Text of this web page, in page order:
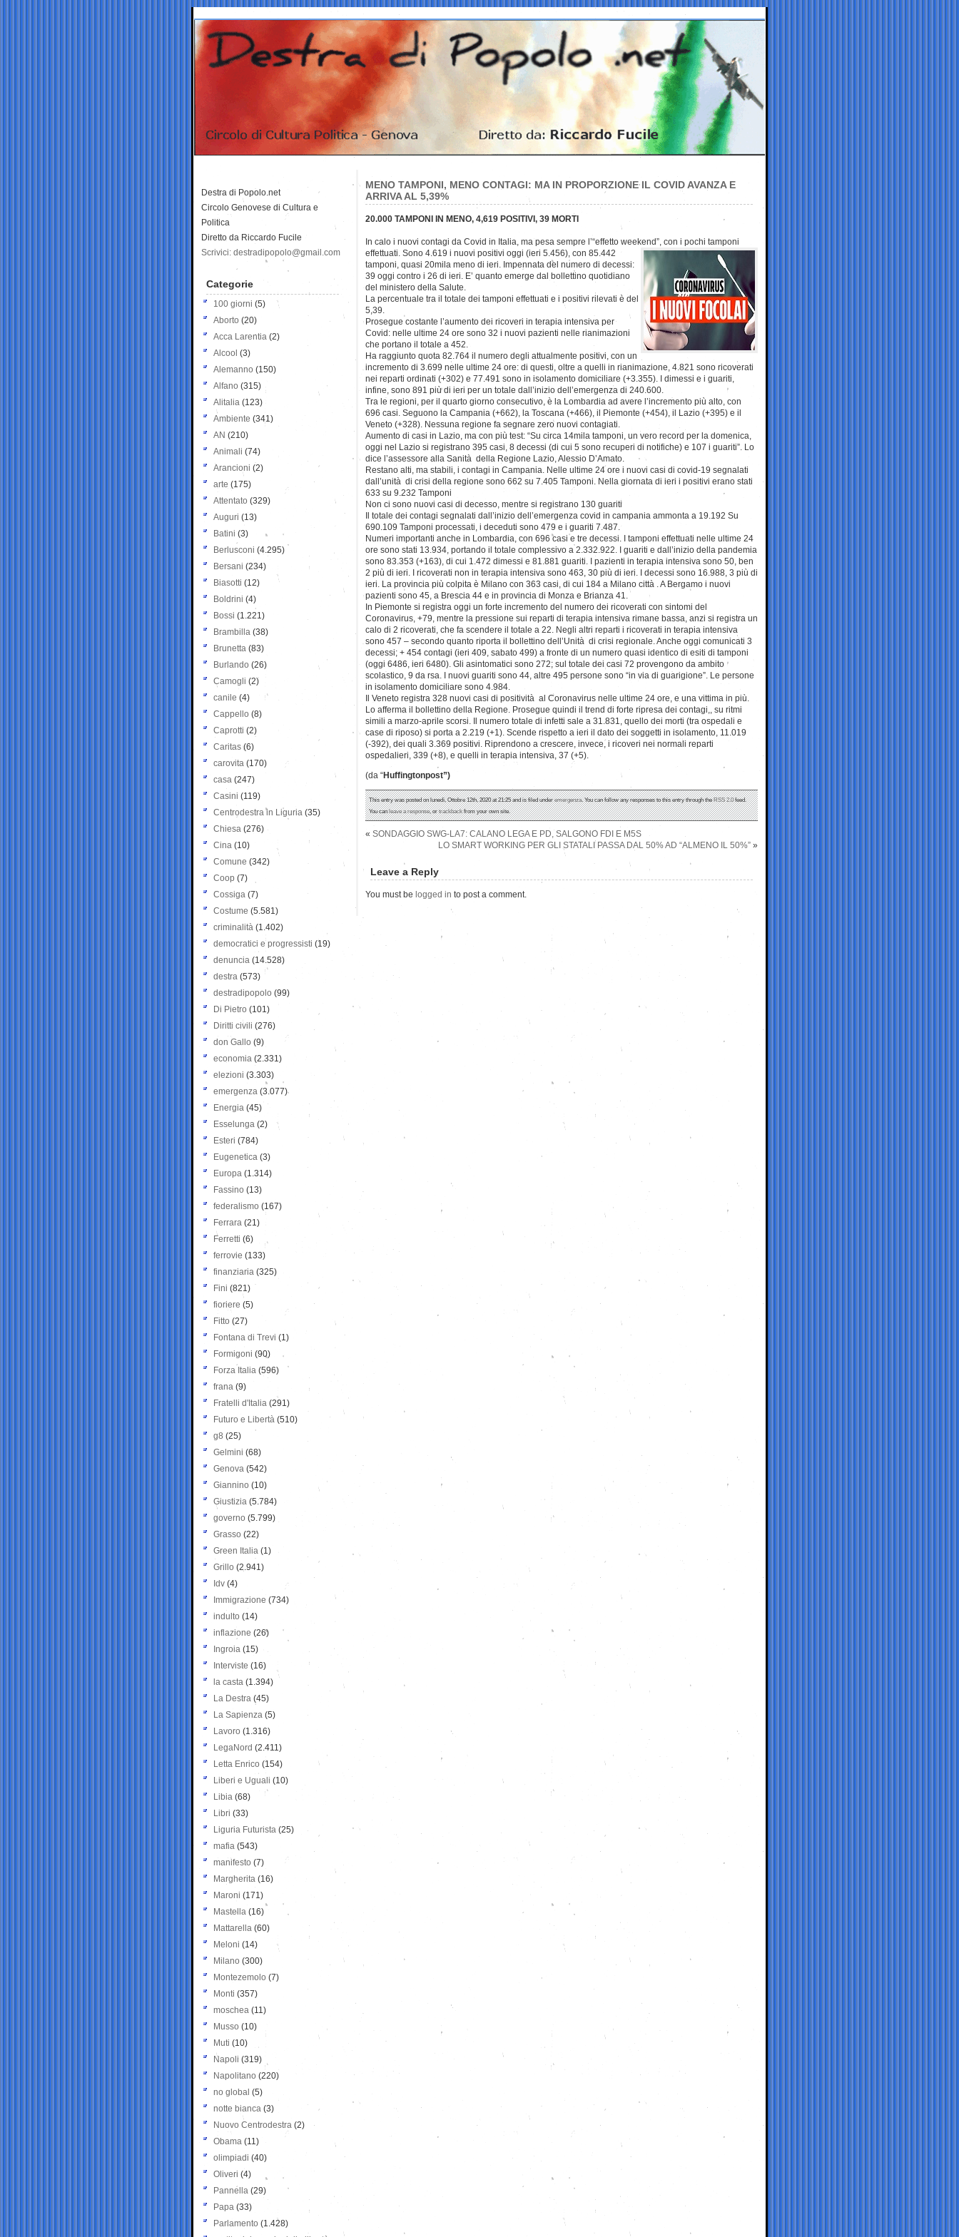
MENO TAMPONI, MENO CONTAGI: MA IN PROPORZIONE IL COVID AVANZA E
ARRIVA AL 5,39%
20.000 TAMPONI IN MENO, 4,619 POSITIVI, 39 MORTI
In calo i nuovi contagi da Covid in Italia, ma pesa sempre l’“effetto weekend”, con i pochi tamponi
effettuati. Sono 4.619 i nuovi positivi oggi (ieri 5.456), con 85.442
tamponi, quasi 20mila meno di ieri. Impennata del numero di decessi:
39 oggi contro i 26 di ieri. E’ quanto emerge dal bollettino quotidiano
del ministero della Salute.
La percentuale tra il totale dei tamponi effettuati e i positivi rilevati è del
5,39.
Prosegue costante l’aumento dei ricoveri in terapia intensiva per
Covid: nelle ultime 24 ore sono 32 i nuovi pazienti nelle rianimazioni
che portano il totale a 452.
Ha raggiunto quota 82.764 il numero degli attualmente positivi, con un
incremento di 3.699 nelle ultime 24 ore: di questi, oltre a quelli in rianimazione, 4.821 sono ricoverati
nei reparti ordinati (+302) e 77.491 sono in isolamento domiciliare (+3.355). I dimessi e i guariti,
infine, sono 891 più di ieri per un totale dall’inizio dell’emergenza di 240.600.
Tra le regioni, per il quarto giorno consecutivo, è la Lombardia ad avere l’incremento più alto, con
696 casi. Seguono la Campania (+662), la Toscana (+466), il Piemonte (+454), il Lazio (+395) e il
Veneto (+328). Nessuna regione fa segnare zero nuovi contagiati.
Aumento di casi in Lazio, ma con più test: “Su circa 14mila tamponi, un vero record per la domenica,
oggi nel Lazio si registrano 395 casi, 8 decessi (di cui 5 sono recuperi di notifiche) e 107 i guariti”. Lo
dice l’assessore alla Sanità della Regione Lazio, Alessio D’Amato.
Restano alti, ma stabili, i contagi in Campania. Nelle ultime 24 ore i nuovi casi di covid-19 segnalati
dall’unità di crisi della regione sono 662 su 7.405 Tamponi. Nella giornata di ieri i positivi erano stati
633 su 9.232 Tamponi
Non ci sono nuovi casi di decesso, mentre si registrano 130 guariti
Il totale dei contagi segnalati dall’inizio dell’emergenza covid in campania ammonta a 19.192 Su
690.109 Tamponi processati, i deceduti sono 479 e i guariti 7.487.
Numeri importanti anche in Lombardia, con 696 casi e tre decessi. I tamponi effettuati nelle ultime 24
ore sono stati 13.934, portando il totale complessivo a 2.332.922. I guariti e dall’inizio della pandemia
sono 83.353 (+163), di cui 1.472 dimessi e 81.881 guariti. I pazienti in terapia intensiva sono 50, ben
2 più di ieri. I ricoverati non in terapia intensiva sono 463, 30 più di ieri. I decessi sono 16.988, 3 più di
ieri. La provincia più colpita è Milano con 363 casi, di cui 184 a Milano città . A Bergamo i nuovi
pazienti sono 45, a Brescia 44 e in provincia di Monza e Brianza 41.
In Piemonte si registra oggi un forte incremento del numero dei ricoverati con sintomi del
Coronavirus, +79, mentre la pressione sui reparti di terapia intensiva rimane bassa, anzi si registra un
calo di 2 ricoverati, che fa scendere il totale a 22. Negli altri reparti i ricoverati in terapia intensiva
sono 457 – secondo quanto riporta il bollettino dell’Unità di crisi regionale. Anche oggi comunicati 3
decessi; + 454 contagi (ieri 409, sabato 499) a fronte di un numero quasi identico di esiti di tamponi
(oggi 6486, ieri 6480). Gli asintomatici sono 272; sul totale dei casi 72 provengono da ambito
scolastico, 9 da rsa. I nuovi guariti sono 44, altre 495 persone sono “in via di guarigione”. Le persone
in isolamento domiciliare sono 4.984.
Il Veneto registra 328 nuovi casi di positività al Coronavirus nelle ultime 24 ore, e una vittima in più.
Lo afferma il bollettino della Regione. Prosegue quindi il trend di forte ripresa dei contagi,, su ritmi
simili a marzo-aprile scorsi. Il numero totale di infetti sale a 31.831, quello dei morti (tra ospedali e
case di riposo) si porta a 2.219 (+1). Scende rispetto a ieri il dato dei soggetti in isolamento, 11.019
(-392), dei quali 3.369 positivi. Riprendono a crescere, invece, i ricoveri nei normali reparti
ospedalieri, 339 (+8), e quelli in terapia intensiva, 37 (+5).
(da “Huffingtonpost”)
This entry was posted on lunedì, Ottobre 12th, 2020 at 21:25 and is filed underemergenza. You can follow any responses to this entry through theRSS 2.0feed.
You canleave a response, ortrackbackfrom your own site.
« SONDAGGIO SWG-LA7: CALANO LEGA E PD, SALGONO FDI E M5S
LO SMART WORKING PER GLI STATALI PASSA DAL 50% AD “ALMENO IL 50%” »
Leave a Reply
You must be logged in to post a comment.
Destra di Popolo.net
Circolo Genovese di Cultura e
Politica
Diretto da Riccardo Fucile
Scrivici: destradipopolo@gmail.com
Categorie
100 giorni (5)
Aborto (20)
Acca Larentia (2)
Alcool (3)
Alemanno (150)
Alfano (315)
Alitalia (123)
Ambiente (341)
AN (210)
Animali (74)
Arancioni (2)
arte (175)
Attentato (329)
Auguri (13)
Batini (3)
Berlusconi (4.295)
Bersani (234)
Biasotti (12)
Boldrini (4)
Bossi (1.221)
Brambilla (38)
Brunetta (83)
Burlando (26)
Camogli (2)
canile (4)
Cappello (8)
Caprotti (2)
Caritas (6)
carovita (170)
casa (247)
Casini (119)
Centrodestra in Liguria (35)
Chiesa (276)
Cina (10)
Comune (342)
Coop (7)
Cossiga (7)
Costume (5.581)
criminalità (1.402)
democratici e progressisti (19)
denuncia (14.528)
destra (573)
destradipopolo (99)
Di Pietro (101)
Diritti civili (276)
don Gallo (9)
economia (2.331)
elezioni (3.303)
emergenza (3.077)
Energia (45)
Esselunga (2)
Esteri (784)
Eugenetica (3)
Europa (1.314)
Fassino (13)
federalismo (167)
Ferrara (21)
Ferretti (6)
ferrovie (133)
finanziaria (325)
Fini (821)
fioriere (5)
Fitto (27)
Fontana di Trevi (1)
Formigoni (90)
Forza Italia (596)
frana (9)
Fratelli d'Italia (291)
Futuro e Libertà (510)
g8 (25)
Gelmini (68)
Genova (542)
Giannino (10)
Giustizia (5.784)
governo (5.799)
Grasso (22)
Green Italia (1)
Grillo (2.941)
Idv (4)
Immigrazione (734)
indulto (14)
inflazione (26)
Ingroia (15)
Interviste (16)
la casta (1.394)
La Destra (45)
La Sapienza (5)
Lavoro (1.316)
LegaNord (2.411)
Letta Enrico (154)
Liberi e Uguali (10)
Libia (68)
Libri (33)
Liguria Futurista (25)
mafia (543)
manifesto (7)
Margherita (16)
Maroni (171)
Mastella (16)
Mattarella (60)
Meloni (14)
Milano (300)
Montezemolo (7)
Monti (357)
moschea (11)
Musso (10)
Muti (10)
Napoli (319)
Napolitano (220)
no global (5)
notte bianca (3)
Nuovo Centrodestra (2)
Obama (11)
olimpiadi (40)
Oliveri (4)
Pannella (29)
Papa (33)
Parlamento (1.428)